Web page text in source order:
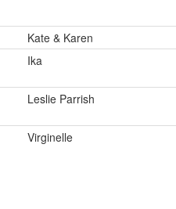
Kate & Karen
Ika
Leslie Parrish
Virginelle